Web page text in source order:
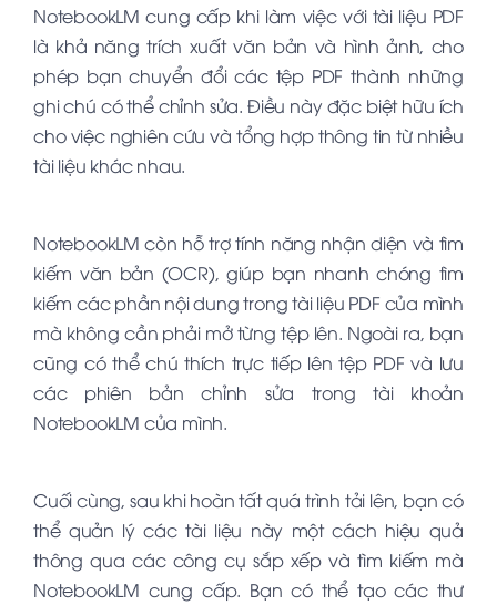
NotebookLM cung cấp khi làm việc với tài liệu PDF
là khả năng trích xuất văn bản và hình ảnh, cho
phép bạn chuyển đổi các tệp PDF thành những
ghi chú có thể chỉnh sửa. Điều này đặc biệt hữu ích
cho việc nghiên cứu và tổng hợp thông tin từ nhiều
tài liệu khác nhau.
NotebookLM còn hỗ trợ tính năng nhận diện và tìm
kiếm văn bản (OCR), giúp bạn nhanh chóng tìm
kiếm các phần nội dung trong tài liệu PDF của mình
mà không cần phải mở từng tệp lên. Ngoài ra, bạn
cũng có thể chú thích trực tiếp lên tệp PDF và lưu
các phiên bản chỉnh sửa trong tài khoản
NotebookLM của mình.
Cuối cùng, sau khi hoàn tất quá trình tải lên, bạn có
thể quản lý các tài liệu này một cách hiệu quả
thông qua các công cụ sắp xếp và tìm kiếm mà
NotebookLM cung cấp. Bạn có thể tạo các thư